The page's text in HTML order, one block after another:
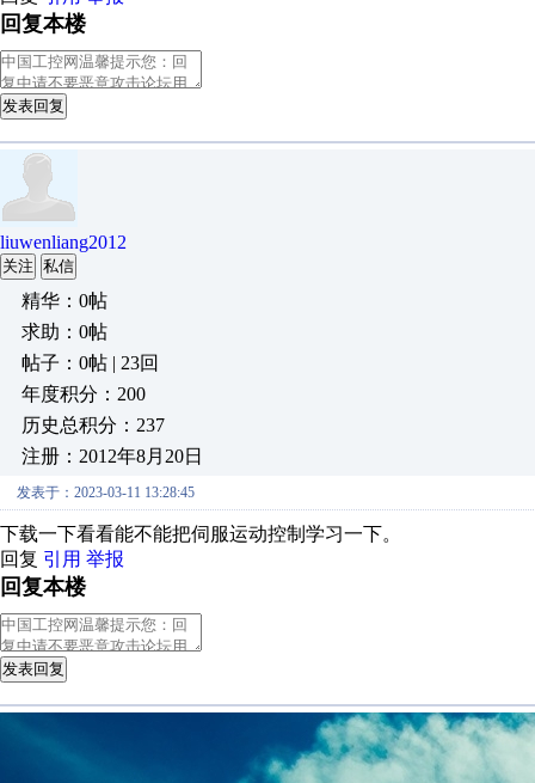
回复本楼
发表回复
liuwenliang2012
关注 私信
精华：0帖
求助：0帖
帖子：0帖 | 23回
年度积分：200
历史总积分：237
注册：2012年8月20日
发表于：2023-03-11 13:28:45
下载一下看看能不能把伺服运动控制学习一下。
回复 引用 举报
回复本楼
发表回复